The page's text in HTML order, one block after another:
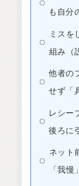
も自分
ミスを
組み（
他者の
せず「
レシー
後ろに
ネット
「我